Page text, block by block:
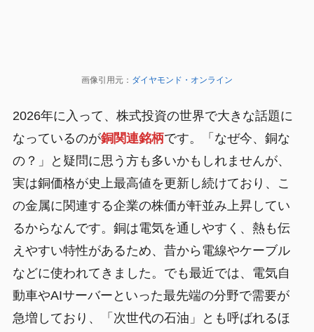
画像引用元： ダイヤモンド・オンライン
2026年に入って、株式投資の世界で大きな話題に
なっているのが銅関連銘柄です。「なぜ今、銅な
の？」と疑問に思う方も多いかもしれませんが、
実は銅価格が史上最高値を更新し続けており、こ
の金属に関連する企業の株価が軒並み上昇してい
るからなんです。銅は電気を通しやすく、熱も伝
えやすい特性があるため、昔から電線やケーブル
などに使われてきました。でも最近では、電気自
動車やAIサーバーといった最先端の分野で需要が
急増しており、「次世代の石油」とも呼ばれるほ